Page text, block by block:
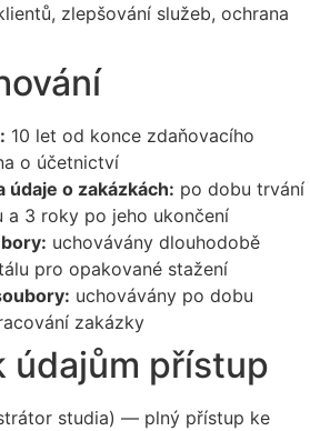
zlepšování služeb, ochrana
10 let od konce zdaňovacího
o účetnictví
údaje o zakázkách: po dobu trvání
a 3 roky po jeho ukončení
uchovávány dlouhodobě
pro opakované stažení
uchovávány po dobu
zakázky
údajům přístup
studia) — plný přístup ke